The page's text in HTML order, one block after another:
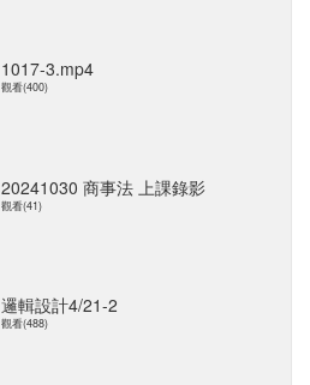
1017-3.mp4
觀看(400)
20241030 商事法 上課錄影
觀看(41)
邏輯設計4/21-2
觀看(488)